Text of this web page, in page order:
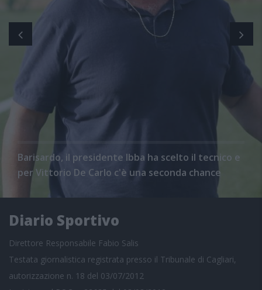
Barisardo, il presidente Ibba ha scelto il tecnico e
per Vittorio De Carlo c'è una seconda chance
Diario Sportivo
Direttore Responsabile Fabio Salis
Testata giornalistica registrata presso il Tribunale di Cagliari,
autorizzazione n. 18 del 03/07/2012